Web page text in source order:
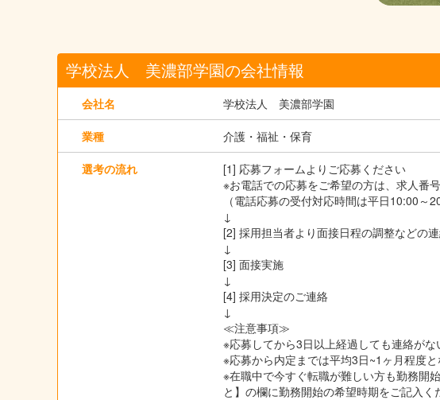
学校法人 美濃部学園の会社情報
会社名 学校法人 美濃部学園
業種 介護・福祉・保育
選考の流れ
[1] 応募フォームよりご応募ください
※お電話での応募をご希望の方は、求人番
（電話応募の受付対応時間は平日10:00
↓
[2] 採用担当者より面接日程の調整などの
↓
[3] 面接実施
↓
[4] 採用決定のご連絡
↓
≪注意事項≫
※応募してから3日以上経過しても連絡が
※応募から内定までは平均3日~1ヶ月程度と
※在職中で今すぐ転職が難しい方も勤務開
と】の欄に勤務開始の希望時期をご記入く